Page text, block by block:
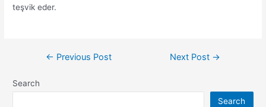
teşvik eder.
Post← Previous Post Next Post →
Search
Search